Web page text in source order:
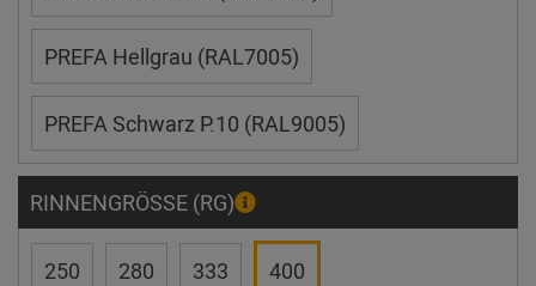
PREFA Hellgrau (RAL7005)
PREFA Schwarz P.10 (RAL9005)
RINNENGRÖSSE (RG)
250 280 333 400